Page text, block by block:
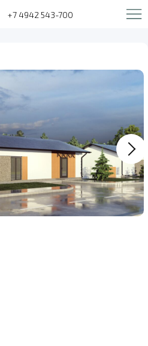
+7 4942 543-700